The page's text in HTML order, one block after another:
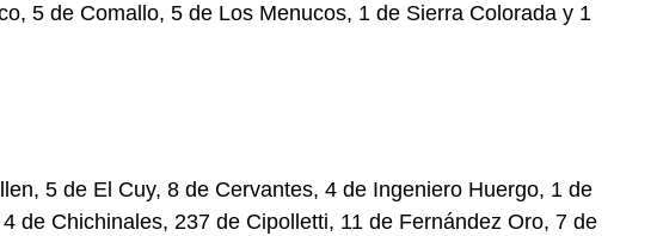
5 de Comallo, 5 de Los Menucos, 1 de Sierra Colorada y 1
5 de El Cuy, 8 de Cervantes, 4 de Ingeniero Huergo, 1 de
de Chichinales, 237 de Cipolletti, 11 de Fernández Oro, 7 de